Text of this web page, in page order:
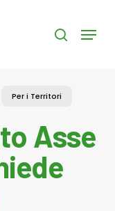
search
Menu
Per i Territori
Asse